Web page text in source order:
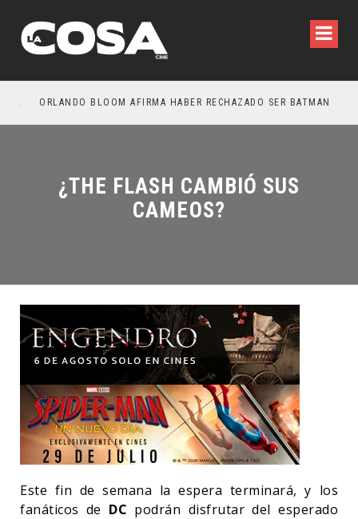
ORLANDO BLOOM AFIRMA HABER RECHAZADO SER BATMAN
¿THE FLASH CAMBIÓ SUS
CAMEOS?
Este fin de semana la espera terminará, y los
fanáticos de DC podrán disfrutar del esperado